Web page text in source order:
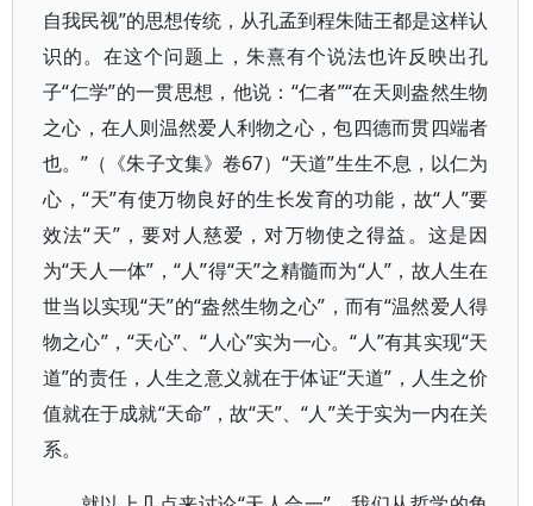
自我民视”的思想传统，从孔孟到程朱陆王都是这样认
识的。在这个问题上，朱熹有个说法也许反映出孔
子“仁学”的一贯思想，他说：“仁者”“在天则盎然生物
之心，在人则温然爱人利物之心，包四德而贯四端者
也。”（《朱子文集》卷67）“天道”生生不息，以仁为
心，“天”有使万物良好的生长发育的功能，故“人”要
效法“天”，要对人慈爱，对万物使之得益。这是因
为“天人一体”，“人”得“天”之精髓而为“人”，故人生在
世当以实现“天”的“盎然生物之心”，而有“温然爱人得
物之心”，“天心”、“人心”实为一心。“人”有其实现“天
道”的责任，人生之意义就在于体证“天道”，人生之价
值就在于成就“天命”，故“天”、“人”关于实为一内在关
系。